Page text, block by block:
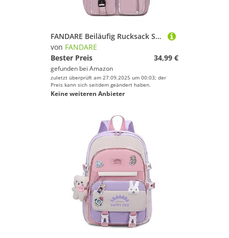
FANDARE Beiläufig Rucksack Schulrucksack Schulranzen Daypacks mit 15.6 Zoll Laptopfach Schultaschen Mädchen Junge Schultaschen für Universität Reisen Freizeit Arbeit Wasserdichtes Polyester Violett
von FANDARE
Bester Preis
34,99 €
gefunden bei Amazon
zuletzt überprüft am 27.09.2025 um 00:03; der
Preis kann sich seitdem geändert haben.
Keine weiteren Anbieter